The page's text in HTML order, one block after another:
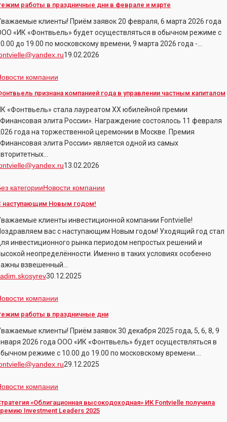
работы в праздничные дни в феврале и марте
клиенты! Приём заявок 20 февраля, 6 марта 2026 года
«ИК «Фонтвьель» будет осуществляться в обычном режиме с
до 19.00 по московскому времени, 9 марта 2026 года -…
19.02.2026
компании
признана компанией года в управлении частным капиталом
«Фонтвьель» стала лауреатом XX юбилейной премии
элита России». Награждение состоялось 11 февраля
года на торжественной церемонии в Москве. Премия
элита России» является одной из самых
13.02.2026
категорииНовости компании
наступающим Новым годом!
клиенты инвестиционной компании Fontvielle!
вас с наступающим Новым годом! Уходящий год стал
инвестиционного рынка периодом непростых решений и
неопределённости. Именно в таких условиях особенно
взвешенный…
30.12.2025
компании
работы в праздничные дни
клиенты! Приём заявок 30 декабря 2025 года, 5, 6, 8, 9
2026 года ООО «ИК «Фонтвьель» будет осуществляться в
режиме с 10.00 до 19.00 по московскому времени.…
29.12.2025
компании
«Облигационная высокодоходная» ИК Fontvielle получила
Investment Leaders 2025